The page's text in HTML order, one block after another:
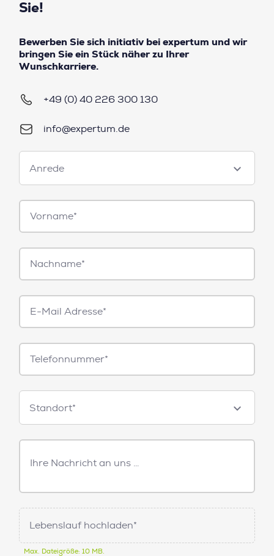
Sie!
Bewerben Sie sich initiativ bei expertum und wir
bringen Sie ein Stück näher zu Ihrer
Wunschkarriere.
+49 (0) 40 226 300 130
info@expertum.de
Anrede
Anrede
Vorname*
Nachname*
E-
Mail*
Telefonnummer
Standorte
Standort*
Freitext
Nachricht
Lebenslauf hochladen*
Max. Dateigröße: 10 MB.